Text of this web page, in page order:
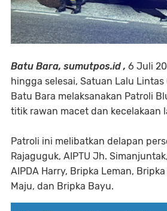
Batu Bara, sumutpos.id , 6 Juli
hingga selesai, Satuan Lalu Lintas
Batu Bara melaksanakan Patroli
titik rawan macet dan kecelakaan
Patroli ini melibatkan delapan
Rajaguguk, AIPTU Jh.
AIPDA Harry, Bripka Leman,
Maju, dan Bripka Bayu.